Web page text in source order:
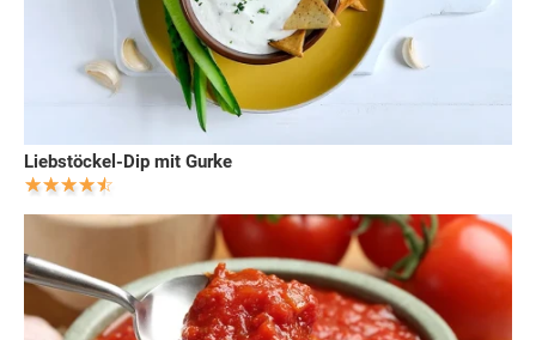
Liebstöckel-Dip mit Gurke